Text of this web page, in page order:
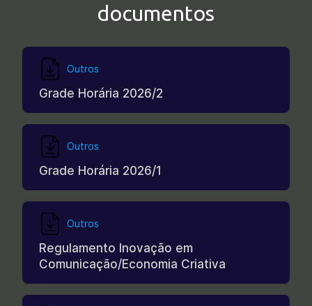
documentos
Outros
Grade Horária 2026/2
Outros
Grade Horária 2026/1
Outros
Regulamento Inovação em
Comunicação/Economia Criativa